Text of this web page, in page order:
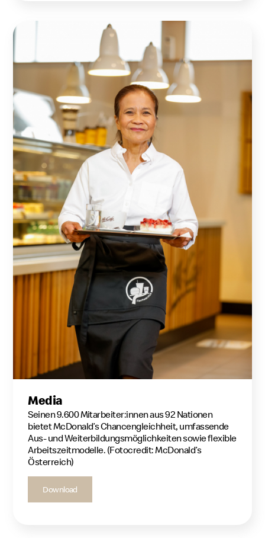
Media
Seinen 9.600 Mitarbeiter:innen aus 92 Nationen
bietet McDonald’s Chancengleichheit, umfassende
Aus- und Weiterbildungsmöglichkeiten sowie flexible
Arbeitszeitmodelle. (Fotocredit: McDonald’s
Österreich)
Download